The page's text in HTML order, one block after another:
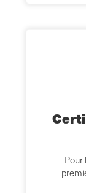
Pour